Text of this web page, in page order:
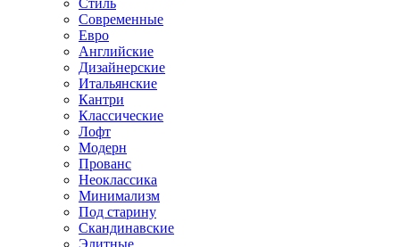
Стиль
Современные
Евро
Английские
Дизайнерские
Итальянские
Кантри
Классические
Лофт
Модерн
Прованс
Неоклассика
Минимализм
Под старину
Скандинавские
Элитные